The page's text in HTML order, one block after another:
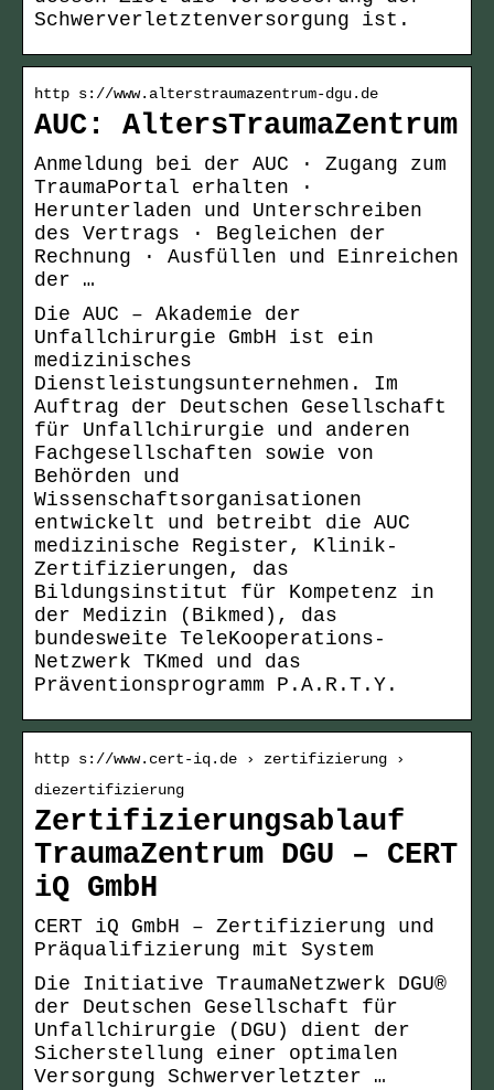
Schwerverletztenversorgung ist.
http s://www.alterstraumazentrum-dgu.de
AUC: AltersTraumaZentrum
Anmeldung bei der AUC · Zugang zum
TraumaPortal erhalten ·
Herunterladen und Unterschreiben
des Vertrags · Begleichen der
Rechnung · Ausfüllen und Einreichen
der …
Die AUC – Akademie der
Unfallchirurgie GmbH ist ein
medizinisches
Dienstleistungsunternehmen. Im
Auftrag der Deutschen Gesellschaft
für Unfallchirurgie und anderen
Fachgesellschaften sowie von
Behörden und
Wissenschaftsorganisationen
entwickelt und betreibt die AUC
medizinische Register, Klinik-
Zertifizierungen, das
Bildungsinstitut für Kompetenz in
der Medizin (Bikmed), das
bundesweite TeleKooperations-
Netzwerk TKmed und das
Präventionsprogramm P.A.R.T.Y.
http s://www.cert-iq.de › zertifizierung ›
diezertifizierung
Zertifizierungsablauf
TraumaZentrum DGU – CERT
iQ GmbH
CERT iQ GmbH – Zertifizierung und
Präqualifizierung mit System
Die Initiative TraumaNetzwerk DGU®
der Deutschen Gesellschaft für
Unfallchirurgie (DGU) dient der
Sicherstellung einer optimalen
Versorgung Schwerverletzter …